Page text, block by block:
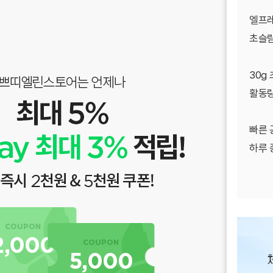
엘프
초슬
30g
활동
빠른
하루